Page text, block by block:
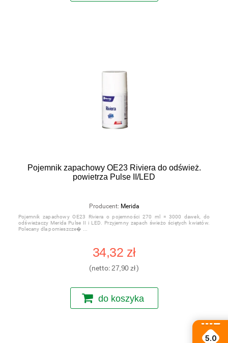
Pojemnik zapachowy OE23 Riviera do odśwież.
powietrza Pulse II/LED
Producent: Merida
Pojemnik zapachowy OE23 Riviera o pojemności 270 ml = 3000 dawek, do
odświeżaczy Merida Pulse II i LED. Przyjemny zapach świeżo ściętych kwiatów.
Polecany dla pomieszcze�
34,32 zł
(netto: 27,90 zł)
do koszyka
5.0